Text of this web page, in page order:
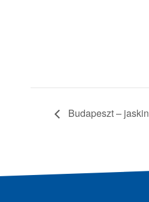
Budapeszt –